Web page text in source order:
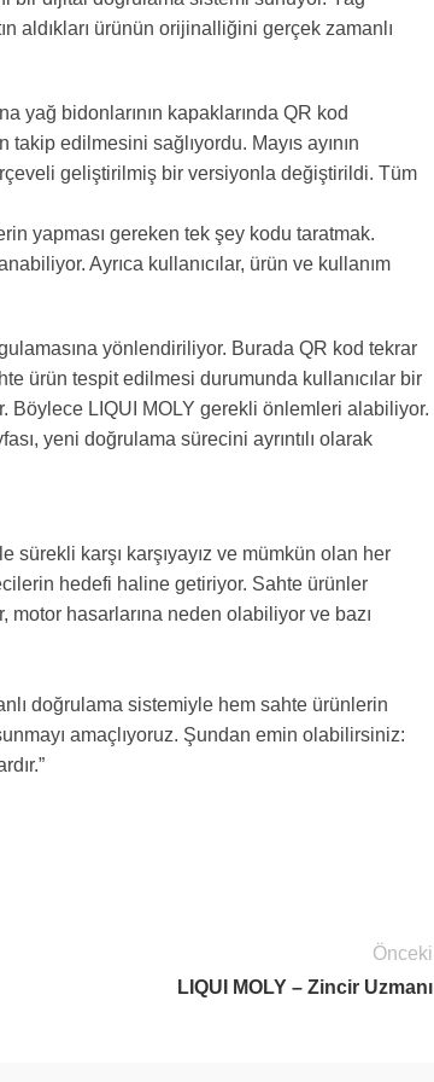
aldıkları ürünün orijinalliğini gerçek zamanlı
yağ bidonlarının kapaklarında QR kod
edilmesini sağlıyordu. Mayıs ayının
geliştirilmiş bir versiyonla değiştirildi. Tüm
yapması gereken tek şey kodu taratmak.
Ayrıca kullanıcılar, ürün ve kullanım
yönlendiriliyor. Burada QR kod tekrar
ürün tespit edilmesi durumunda kullanıcılar bir
Böylece LIQUI MOLY gerekli önlemleri alabiliyor.
yeni doğrulama sürecini ayrıntılı olarak
karşı karşıyayız ve mümkün olan her
hedefi haline getiriyor. Sahte ürünler
hasarlarına neden olabiliyor ve bazı
doğrulama sistemiyle hem sahte ürünlerin
amaçlıyoruz. Şundan emin olabilirsiniz:
Önceki
LIQUI MOLY – Zincir Uzmanı